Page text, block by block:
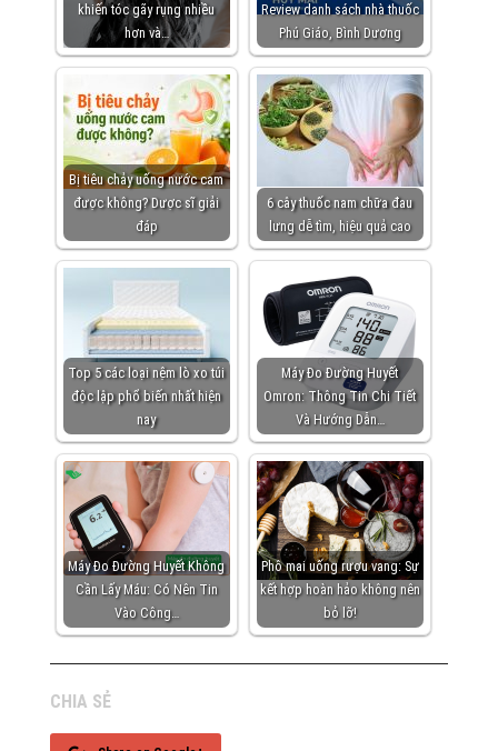
khiến tóc gãy rụng nhiều
hơn và…
Review danh sách nhà thuốc
Phú Giáo, Bình Dương
Bị tiêu chảy uống nước cam
được không? Dược sĩ giải
đáp
6 cây thuốc nam chữa đau
lưng dễ tìm, hiệu quả cao
Top 5 các loại nệm lò xo túi
độc lập phổ biến nhất hiện
nay
Máy Đo Đường Huyết
Omron: Thông Tin Chi Tiết
Và Hướng Dẫn…
Máy Đo Đường Huyết Không
Cần Lấy Máu: Có Nên Tin
Vào Công…
Phô mai uống rượu vang: Sự
kết hợp hoàn hảo không nên
bỏ lỡ!
CHIA SẺ